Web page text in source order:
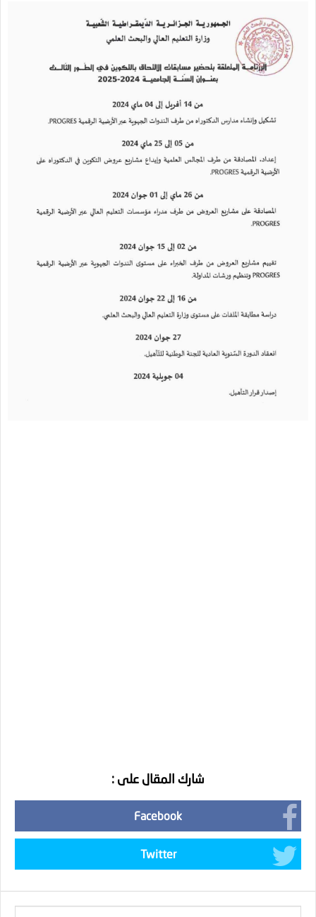
شارك المقال على :
Facebook
Twitter